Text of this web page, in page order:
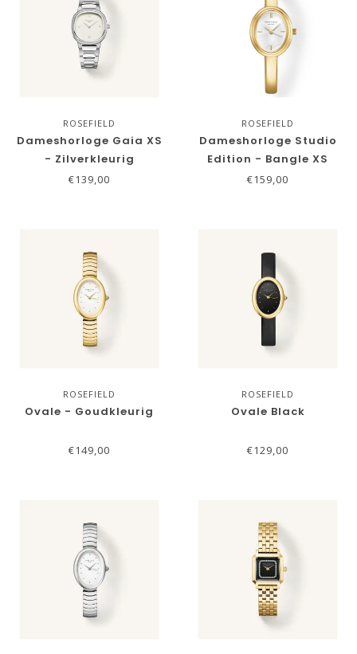
ROSEFIELD
Dameshorloge Gaia XS
- Zilverkleurig
€139,00
ROSEFIELD
Dameshorloge Studio
Edition - Bangle XS
€159,00
ROSEFIELD
Ovale - Goudkleurig
€149,00
ROSEFIELD
Ovale Black
€129,00